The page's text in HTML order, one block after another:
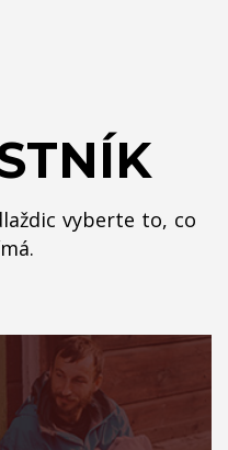
vyberte to, co